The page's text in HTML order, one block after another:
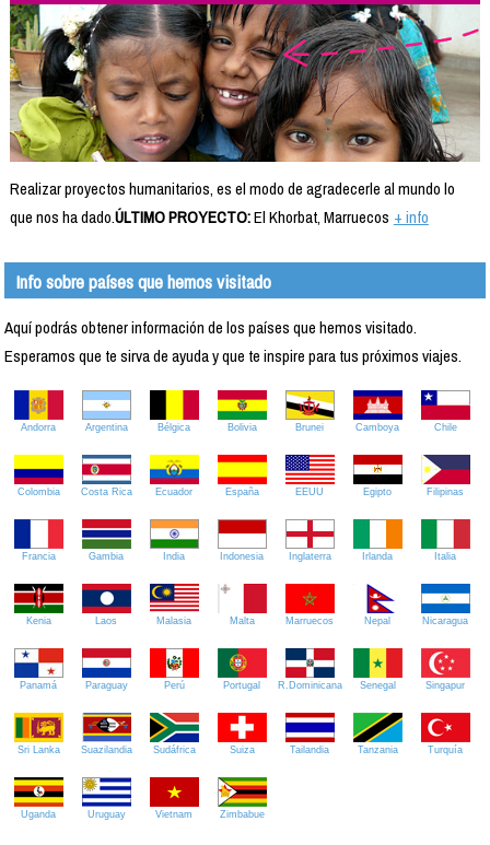
Realizar proyectos humanitarios, es el modo de agradecerle al mundo lo
que nos ha dado.ÚLTIMO PROYECTO:El Khorbat, Marruecos + info
Info sobre países que hemos visitado
Aquí podrás obtener información de los países que hemos visitado.
Esperamos que te sirva de ayuda y que te inspire para tus próximos viajes.
Andorra Argentina Bélgica Bolivia Brunei Camboya Chile
Colombia Costa Rica Ecuador España EEUU Egipto Filipinas
Francia Gambia India Indonesia Inglaterra Irlanda Italia
Kenia Laos Malasia Malta Marruecos Nepal Nicaragua
Panamá Paraguay Perú Portugal R.Dominicana Senegal Singapur
Sri Lanka Suazilandia Sudáfrica Suiza Tailandia Tanzania Turquía
Uganda Uruguay Vietnam Zimbabue